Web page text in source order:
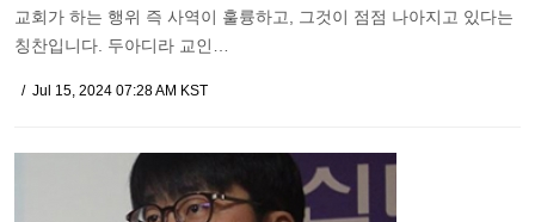
교회가 하는 행위 즉 사역이 훌륭하고, 그것이 점점 나아지고 있다는
칭찬입니다. 두아디라 교인…
Jul 15, 2024 07:28 AM KST